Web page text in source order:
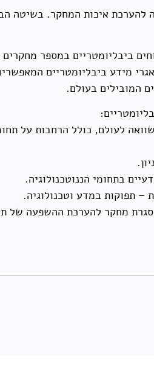
להערכת איכות המחקר. בשיטה
ביבליומטריים במספר
מידע ביבליומטריים
המובילים בעולם.
לעולם, כולל הרחבות על
– תפוקות במדע וטכנולוגיה.
מחקר להערכת ההשפעה של